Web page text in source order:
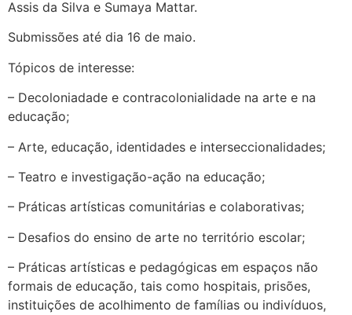
Assis da Silva e Sumaya Mattar.
Submissões até dia 16 de maio.
Tópicos de interesse:
– Decoloniadade e contracolonialidade na arte e na
educação;
– Arte, educação, identidades e interseccionalidades;
– Teatro e investigação-ação na educação;
– Práticas artísticas comunitárias e colaborativas;
– Desafios do ensino de arte no território escolar;
– Práticas artísticas e pedagógicas em espaços não
formais de educação, tais como hospitais, prisões,
instituições de acolhimento de famílias ou indivíduos,